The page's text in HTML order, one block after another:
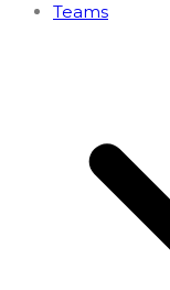
Teams